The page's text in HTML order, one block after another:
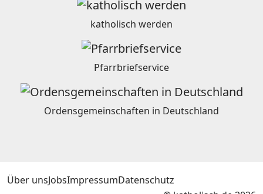
katholisch werden
Pfarrbriefservice
Ordensgemeinschaften in Deutschland
Über unsJobsImpressumDatenschutz